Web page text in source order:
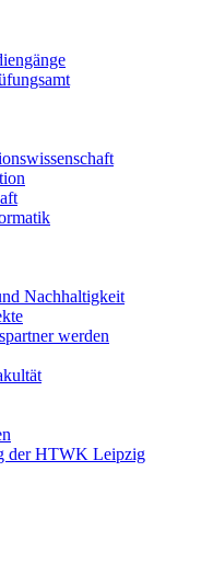
Nachhaltigkeit
werden
der HTWK Leipzig